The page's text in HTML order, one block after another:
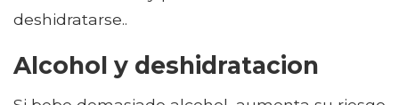
deshidratarse..
Alcohol y deshidratacion